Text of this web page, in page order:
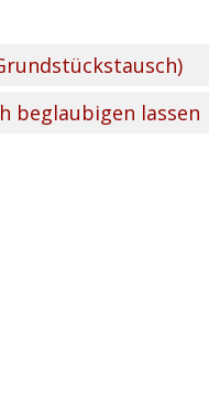
beglaubigen lassen